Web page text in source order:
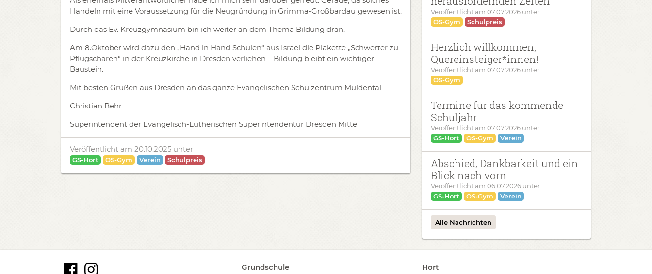
Handeln mit eine Voraussetzung für die Neugründung in Grimma-Großbardau gewesen ist.
Durch das Ev. Kreuzgymnasium bin ich weiter an dem Thema Bildung dran.
Am 8.Oktober wird dazu den „Hand in Hand Schulen“ aus Israel die Plakette „Schwerter zu
Pflugscharen“ in der Kreuzkirche in Dresden verliehen – Bildung bleibt ein wichtiger
Baustein.
Mit besten Grüßen aus Dresden an das ganze Evangelischen Schulzentrum Muldental
Christian Behr
Superintendent der Evangelisch-Lutherischen Superintendentur Dresden Mitte
Veröffentlicht am 20.10.2025 unter
GS-Hort OS-Gym Verein Schulpreis
Veröffentlicht am 07.07.2026 unter
OS-Gym
Schulpreis
Herzlich willkommen,
Quereinsteiger*innen!
Veröffentlicht am 07.07.2026 unter
OS-Gym
Termine für das kommende
Schuljahr
Veröffentlicht am 07.07.2026 unter
GS-Hort
OS-Gym Verein
Abschied, Dankbarkeit und ein
Blick nach vorn
Veröffentlicht am 06.07.2026 unter
GS-Hort
OS-Gym Verein
Alle Nachrichten
Grundschule
Hort